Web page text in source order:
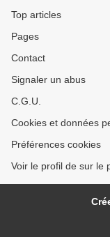
Top articles
Pages
Contact
Signaler un abus
C.G.U.
Cookies et données
Préférences cookies
Voir le profil de sur le